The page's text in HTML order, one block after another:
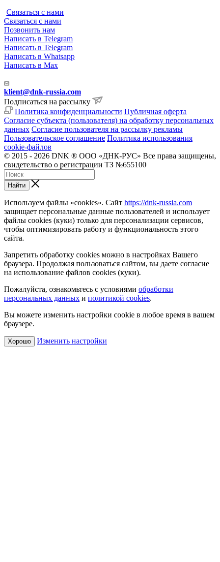
Связаться с нами
Связаться с нами
Позвонить нам
Написать в Telegram
Написать в Telegram
Написать в Whatsapp
Написать в Max
klient@dnk-russia.com
Подписаться на рассылку
Политика конфиденциальности Публичная оферта
Согласие субъекта (пользователя) на обработку персональных
данных Согласие пользователя на рассылку рекламы
Пользовательское соглашение Политика использования
cookie-файлов
© 2015 - 2026 DNK ® ООО «ДНК-РУС» Все права защищены,
свидетельство о регистрации ТЗ №655100
Найти
Используем файлы «cookies». Сайт https://dnk-russia.com
защищает персональные данные пользователей и использует
файлы cookies (куки) только для персонализации сервисов,
чтобы оптимизировать работу и функциональность этого
сайта.
Запретить обработку cookies можно в настройках Вашего
браузера. Продолжая пользоваться сайтом, вы даете согласие
на использование файлов cookies (куки).
Пожалуйста, ознакомьтесь с условиями обработки
персональных данных и политикой cookies.
Вы можете изменить настройки cookie в любое время в вашем
браузере.
Хорошо Изменить настройки